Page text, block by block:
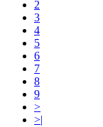
2
3
4
5
6
7
8
9
>
>|